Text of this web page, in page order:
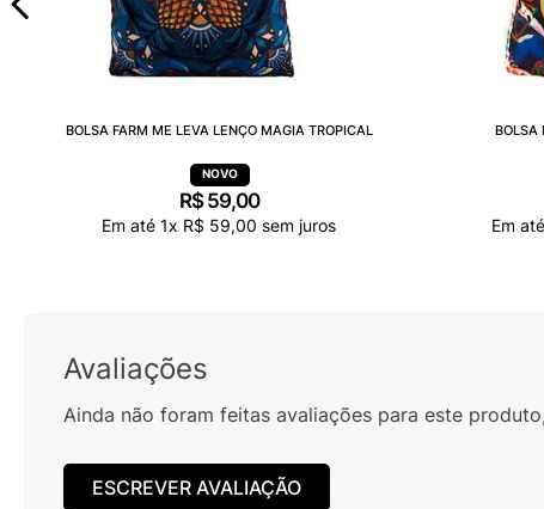
BOLSA FARM ME LEVA LENÇO MAGIA TROPICAL
R$ 59,00
Em até 1x R$ 59,00 sem juros
BOLSA
Em até
Avaliações
Ainda não foram feitas avaliações para este
ESCREVER AVALIAÇÃO